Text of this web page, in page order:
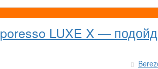
LUXE X —